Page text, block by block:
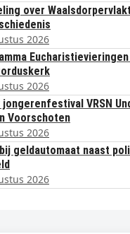
over
2026
2026
jongerenfestival VRSN
Voorschoten
2026
geldautomaat naast
2026